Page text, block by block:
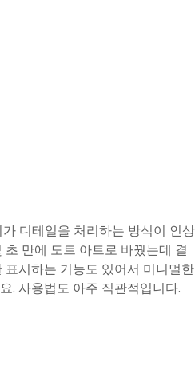
디테일을 처리하는 방식이 인상
만에 도트 아트로 바꿨는데 결
시하는 기능도 있어서 미니멀한
. 사용법도 아주 직관적입니다.